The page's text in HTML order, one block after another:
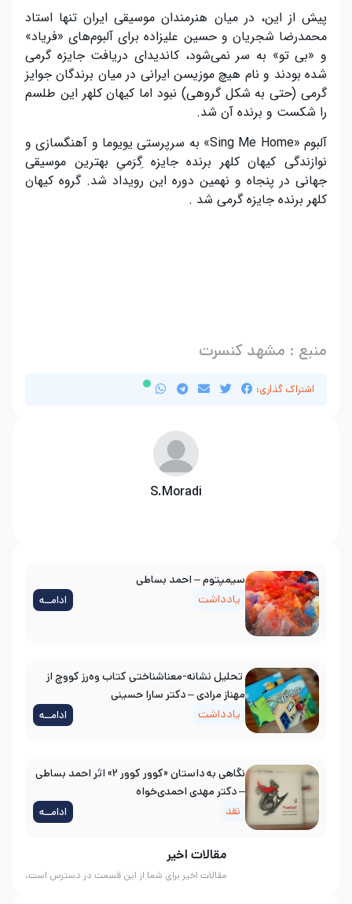
پیش از این، در میان هنرمندان موسیقی ایران تنها استاد
محمدرضا شجریان و حسین علیزاده برای آلبوم‌های «فریاد»
و «بی تو» به سر نمی‌شود، کاندیدای دریافت جایزه گرمی
شده بودند و نام هیچ موزیسن ایرانی در میان برندگان جوایز
گرمی (حتی به شکل گروهی) نبود اما کیهان کلهر این طلسم
را شکست و برنده آن شد.
آلبوم «Sing Me Home» به سرپرستی یویوما و آهنگسازی و
نوازندگی کیهان کلهر برنده جایزه ِگرَمیِ بهترین موسیقی
جهانی در پنجاه و نهمین دوره این رویداد شد. گروه کیهان
کلهر برنده جایزه گرمی شد .
منبع : مشهد کنسرت
اشتراک گذاری:
S.Moradi
مقالات اخیر
مقالات اخیر برای شما از این قسمت در دسترس است.
سیمپتوم – احمد بساطی
یادداشت
ادامــه
تحلیل نشانه-معناشناختی کتاب وه‌رز کووچ از
مهناز مرادی – دکتر سارا حسینی
یادداشت
ادامــه
نگاهی به داستان «کوور کوور ۲» اثر احمد بساطی
– دکتر مهدی احمدی‌خواه
نقد
ادامــه